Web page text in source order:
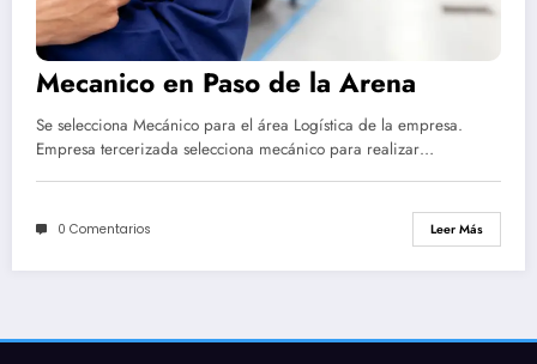
Mecanico en Paso de la Arena
Se selecciona Mecánico para el área Logística de la empresa.
Empresa tercerizada selecciona mecánico para realizar…
0 Comentarios Leer Más